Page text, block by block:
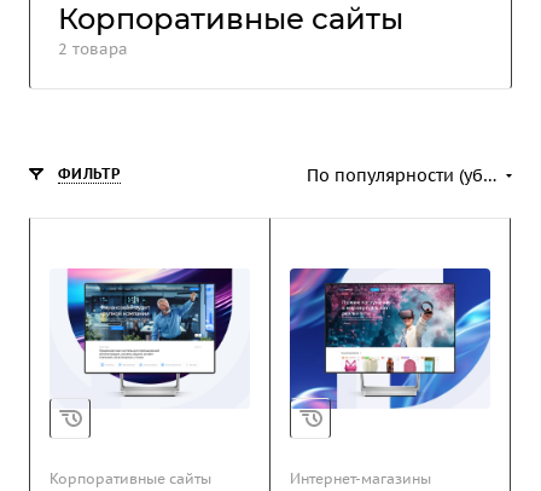
Корпоративные сайты
2 товара
ФИЛЬТР По популярности (убывание)
Корпоративные сайты Интернет-магазины